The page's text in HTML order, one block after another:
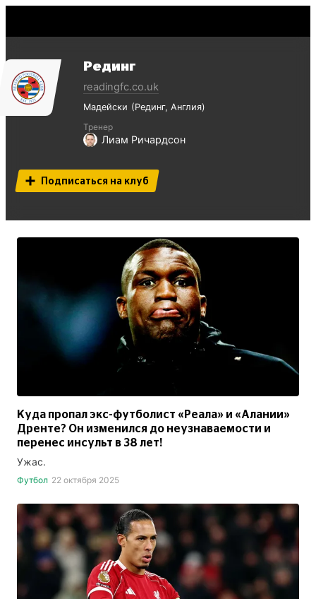
Рединг
readingfc.co.uk
Мадейски Рединг Англия
Тренер
Лиам Ричардсон
Подписаться на клуб
Куда пропал экс-футболист «Реала» и «Алании»
Дренте? Он изменился до неузнаваемости и
перенес инсульт в 38 лет!
Ужас.
Футбол 22 октября 2025